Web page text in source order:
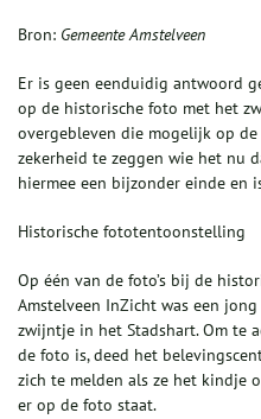
Bron: Gemeente Amstelveen
Er is geen eenduidig antwoord
op de historische foto met het
overgebleven die mogelijk op
zekerheid te zeggen wie het nu
hiermee een bijzonder einde en
Historische fototentoonstelling
Op één van de foto’s bij de
Amstelveen InZicht was een
zwijntje in het Stadshart. Om te
de foto is, deed het
zich te melden als ze het kindje
er op de foto staat.